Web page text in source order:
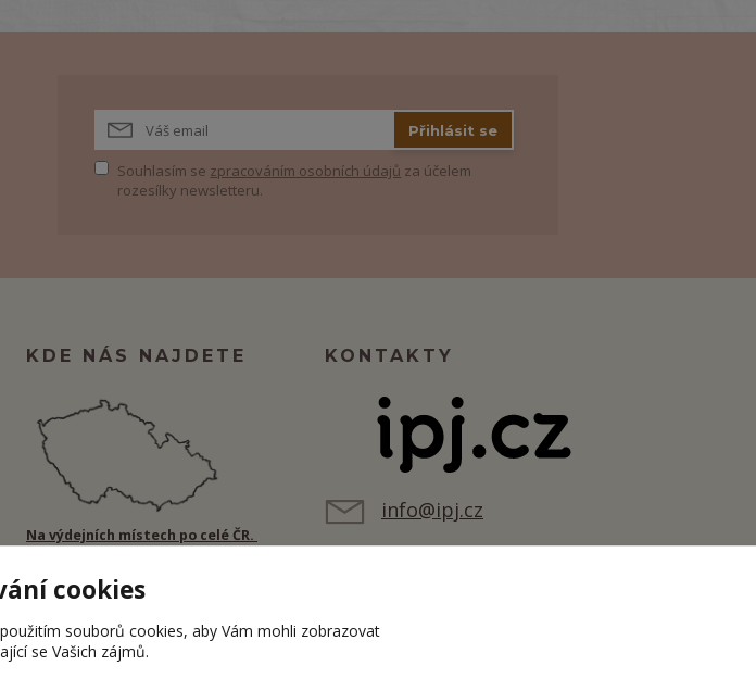
Přihlásit se
Souhlasím se zpracováním osobních údajů za účelem
rozesílky newsletteru.
KDE NÁS NAJDETE
Na výdejních místech po celé ČR.
KONTAKTY
info@ipj.cz
cookies
souborů cookies, aby Vám mohli zobrazovat
se Vašich zájmů.